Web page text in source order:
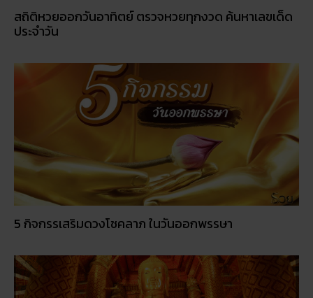
สถิติหวยออกวันอาทิตย์ ตรวจหวยทุกงวด ค้นหาเลขเด็ด
ประจำวัน
5 กิจกรรเสริมดวงโชคลาภ ในวันออกพรรษา